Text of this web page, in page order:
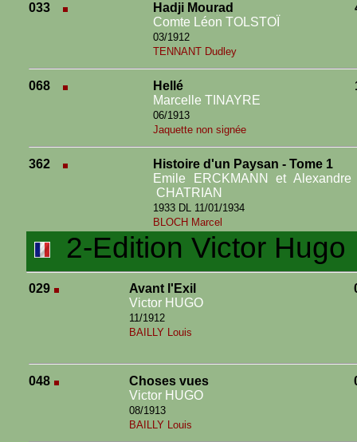
033
Hadji Mourad
Comte Léon TOLSTOÏ
03/1912
TENNANT Dudley
068
Hellé
Marcelle TINAYRE
06/1913
Jaquette non signée
362
Histoire d'un Paysan - Tome 1
Emile ERCKMANN et Alexandre
CHATRIAN
1933 DL 11/01/1934
BLOCH Marcel
2-Edition Victor Hugo
029
Avant l'Exil
Victor HUGO
11/1912
BAILLY Louis
048
Choses vues
Victor HUGO
08/1913
BAILLY Louis